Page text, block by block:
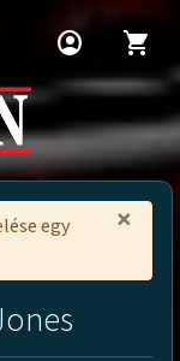
account_circle shopping_cart
×
egy